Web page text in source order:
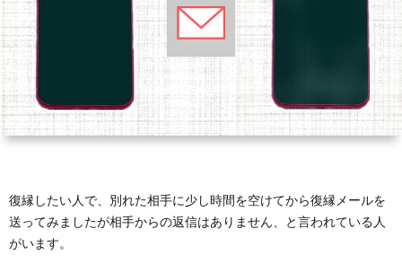
悩
む
方々
間ー
ル
能
性
活
結
縁
婚
復
工
復縁したい人で、別れた相手に少し時間を空けてから復縁メールを
送ってみましたが相手からの返信はありません、と言われている人
がいます。